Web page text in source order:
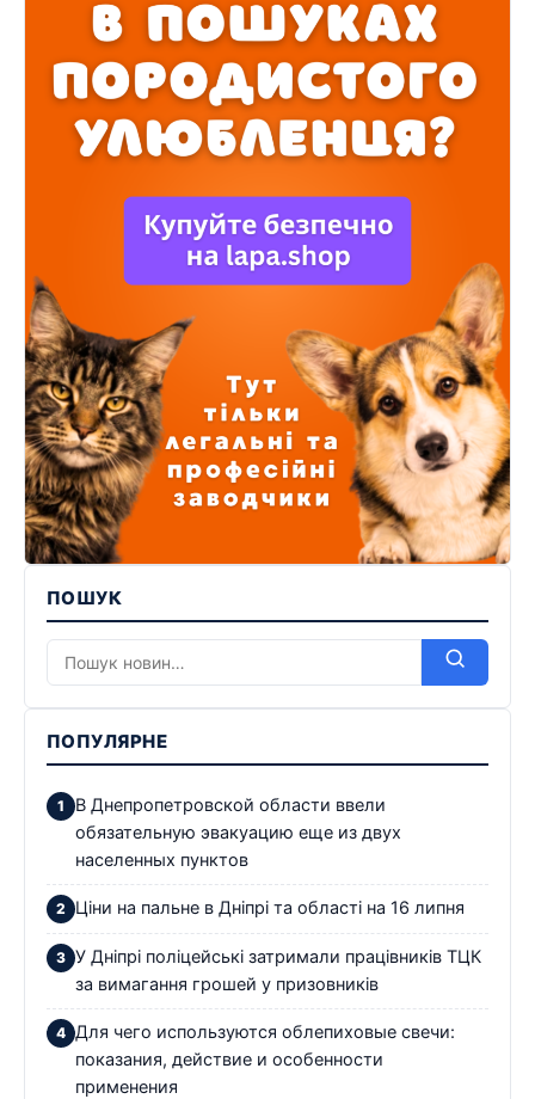
ПОШУК
ПОПУЛЯРНЕ
В Днепропетровской области ввели
обязательную эвакуацию еще из двух
населенных пунктов
Ціни на пальне в Дніпрі та області на 16 липня
У Дніпрі поліцейські затримали працівників ТЦК
за вимагання грошей у призовників
Для чего используются облепиховые свечи:
показания, действие и особенности
применения